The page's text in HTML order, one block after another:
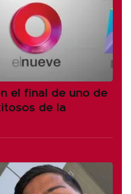
el final de uno de
de la